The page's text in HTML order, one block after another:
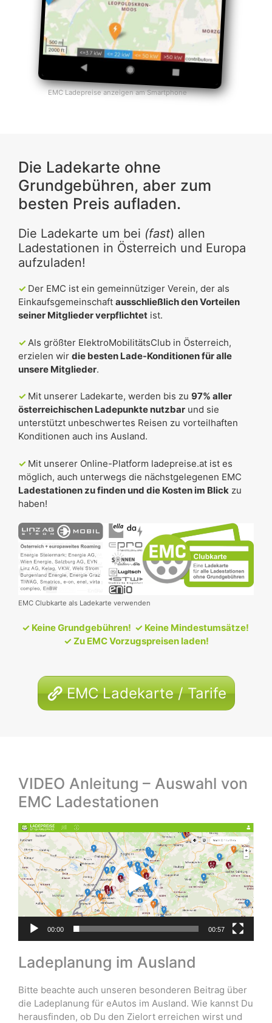
EMC Ladepreise anzeigen am Smartphone
Die Ladekarte ohne
Grundgebühren, aber zum
besten Preis aufladen.
Die Ladekarte um bei (fast) allen
Ladestationen in Österreich und Europa
aufzuladen!
✓ Der EMC ist ein gemeinnütziger Verein, der als
Einkaufsgemeinschaft ausschließlich den Vorteilen
seiner Mitglieder verpflichtet ist.
✓ Als größter ElektroMobilitätsClub in Österreich,
erzielen wir die besten Lade-Konditionen für alle
unsere Mitglieder.
✓ Mit unserer Ladekarte, werden bis zu 97% aller
österreichischen Ladepunkte nutzbar und sie
unterstützt unbeschwertes Reisen zu vorteilhaften
Konditionen auch ins Ausland.
✓ Mit unserer Online-Platform ladepreise.at ist es
möglich, auch unterwegs die nächstgelegenen EMC
Ladestationen zu finden und die Kosten im Blick zu
haben!
EMC Clubkarte als Ladekarte verwenden
✓ Keine Grundgebühren! ✓ Keine Mindestumsätze!
✓ Zu EMC Vorzugspreisen laden!
EMC Ladekarte / Tarife
VIDEO Anleitung – Auswahl von
EMC Ladestationen
Video-
Player
00:00 00:57
Ladeplanung im Ausland
Bitte beachte auch unseren besonderen Beitrag über
die Ladeplanung für eAutos im Ausland. Wie kannst Du
herausfinden, ob Du den Zielort erreichen wirst und